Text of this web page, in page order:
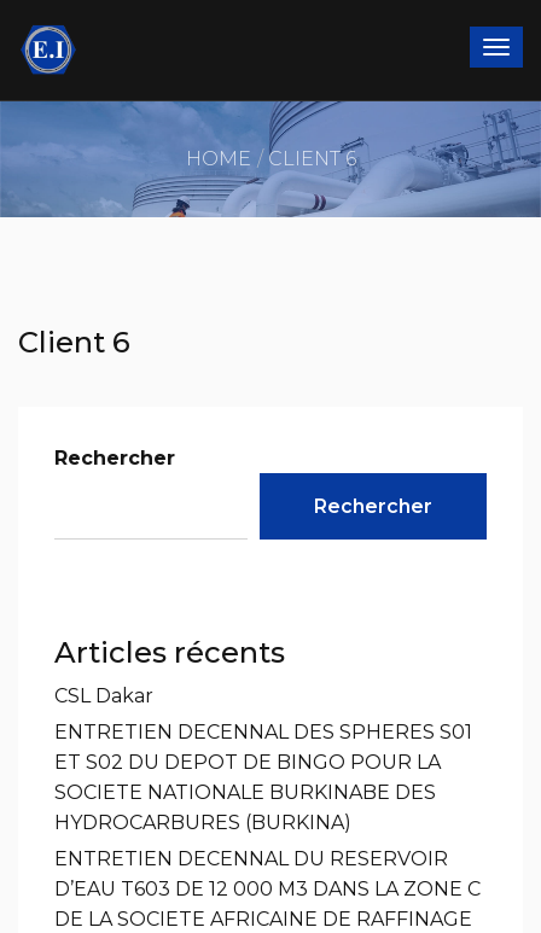
HOME CLIENT 6
Client 6
Rechercher
Rechercher
Articles récents
CSL Dakar
ENTRETIEN DECENNAL DES SPHERES S01
ET S02 DU DEPOT DE BINGO POUR LA
SOCIETE NATIONALE BURKINABE DES
HYDROCARBURES (BURKINA)
ENTRETIEN DECENNAL DU RESERVOIR
D’EAU T603 DE 12 000 M3 DANS LA ZONE C
DE LA SOCIETE AFRICAINE DE RAFFINAGE